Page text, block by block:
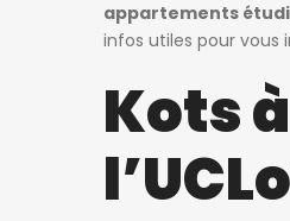
appartements
infos utiles pour vous
Kots